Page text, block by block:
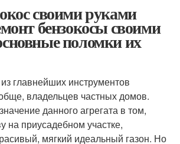
своими руками
бензокосы своими
поломки их
главнейших инструментов
владельцев частных домов.
данного агрегата в том,
на приусадебном участке,
мягкий идеальный газон. Но